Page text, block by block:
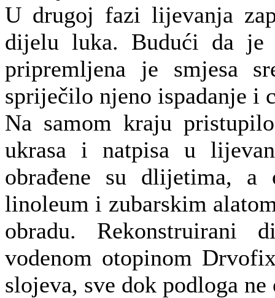
U drugoj fazi lijevanja
dijelu luka. Budući da je
pripremljena je smjesa
spriječilo njeno ispadanje i
Na samom kraju
ukrasa i natpisa u
obrađene su dlijetima, a
linoleum i zubarskim
obradu. Rekonstruirani
vodenom otopinom
slojeva, sve dok podloga